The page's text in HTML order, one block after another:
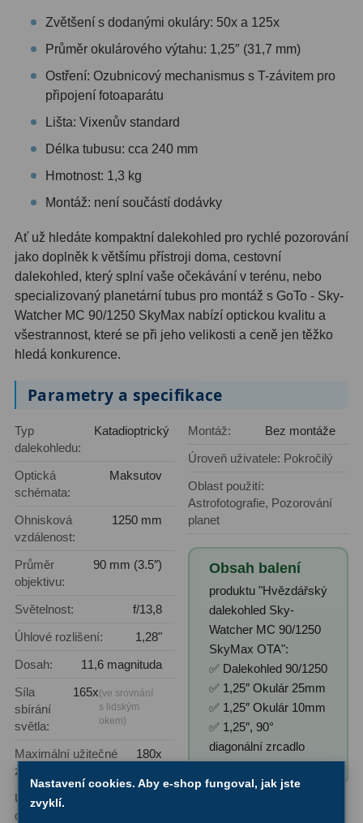
Adaptéry k okulárovým
výtahům
8
Pozorovací dalekohledy50
Turistické9
Pro pozorování přírody a
ornitologie17
Monokuláry20
Dárkové1
Binokulární dalekohledy
Astronomické44
Lovecké a turistické114
Kapesní
Dětské 7
Námořní
Divadelní2
Dálkoměry a Noční vidění17
Dálkoměry
Mikroskopy76
Zvětšení s dodanými okuláry: 50x a 125x
Průměr okulárového výtahu: 1,25″ (31,7 mm)
Ostření: Ozubnicový mechanismus s T-závitem pro
připojení fotoaparátu
Lišta: Vixenův standard
Délka tubusu: cca 240 mm
Hmotnost: 1,3 kg
Montáž: není součástí dodávky
Ať už hledáte kompaktní dalekohled pro rychlé pozorování
jako doplněk k většímu přístroji doma, cestovní
dalekohled, který splní vaše očekávání v terénu, nebo
specializovaný planetární tubus pro montáž s GoTo - Sky-
Watcher MC 90/1250 SkyMax nabízí optickou kvalitu a
všestrannost, které se při jeho velikosti a ceně jen těžko
hledá konkurence.
Parametry a specifikace
Typ
dalekohledu:
Katadioptrický
Optická
schémata:
Maksutov
Ohnisková
vzdálenost:
1250 mm
Průměr
objektivu:
90 mm (3.5″)
Světelnost:
f/13,8
Úhlové rozlišení:
1,28"
Dosah:
11,6 magnituda
Síla
sbírání
světla:
165x(ve srovnání
s lidským
okem)
Maximální užitečné
zvětšení:
180x
Upínací průměr
okuláru:
Montáž:
Bez montáže
Úroveň uživatele: Pokročilý
Oblast použití:
Astrofotografie, Pozorování
planet
Obsah balení
produktu "Hvězdářský
dalekohled Sky-
Watcher MC 90/1250
SkyMax OTA":
✅ Dalekohled 90/1250
✅ 1,25″ Okulár 25mm
✅ 1,25″ Okulár 10mm
✅ 1,25″, 90°
diagonální zrcadlo
✅ Hledáček "Red dot"
Nastavení cookies. Aby e-shop fungoval, jak jste
zvyklí.